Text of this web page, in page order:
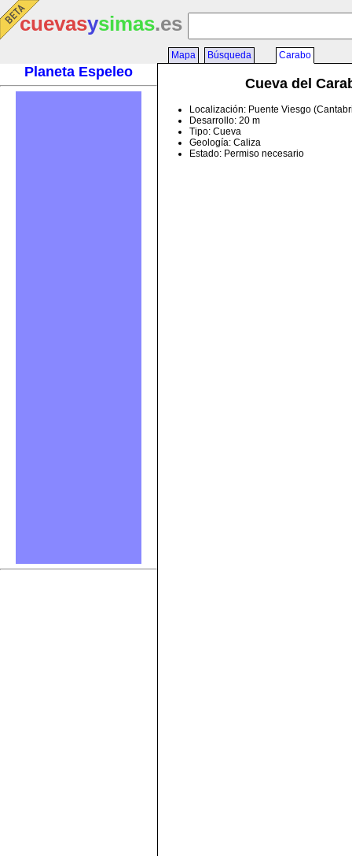
cuevasysimas.es
Planeta Espeleo
Mapa Búsqueda Carabo
Cueva del
Localización: Puente Viesgo
Desarrollo: 20 m
Tipo: Cueva
Geología: Caliza
Estado: Permiso necesario